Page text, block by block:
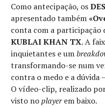
Como antecipação, os
apresentado também
conta com a participação
KUBLAI KHAN TX. A
inquietantes e um
transformando-se num
contra o medo e a dúvida
O vídeo-clip, realizado
visto noplayerem baixo.